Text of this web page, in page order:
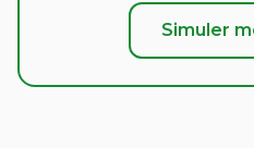
Simuler